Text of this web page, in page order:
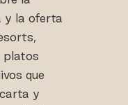
y la oferta
platos
que
y